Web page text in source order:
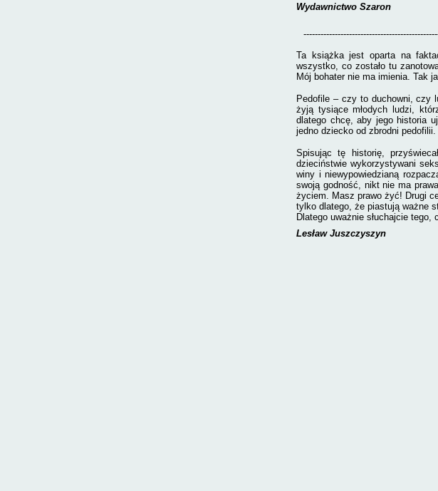
Wydawnictwo Szaron
Ta książka jest oparta na
wszystko, co zostało tu
Mój bohater nie ma imienia. Tak
Pedofile – czy to duchowni, czy
żyją tysiące młodych ludzi,
dlatego chcę, aby jego historia
jedno dziecko od zbrodni pedofilii.
Spisując tę historię,
dzieciństwie wykorzystywani
winy i niewypowiedzianą
swoją godność, nikt nie ma
życiem. Masz prawo żyć! Drugi
tylko dlatego, że piastują ważne
Dlatego uważnie słuchajcie
Lesław Juszczyszyn